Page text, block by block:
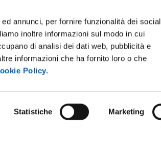
annunci, per fornire funzionalità dei social
inoltre informazioni sul modo in cui
di analisi dei dati web, pubblicità e
informazioni che ha fornito loro o che
Policy.
Statistiche Marketing